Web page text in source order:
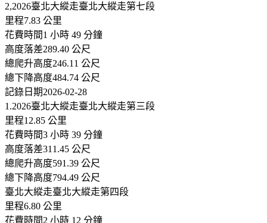
2,2026臺北大縱走臺北大縱走第七段
里程7.83 公里
花費時間1 小時 49 分鐘
高度落差289.40 公尺
總爬升高度246.11 公尺
總下降高度484.74 公尺
記錄日期2026-02-28
1.2026臺北大縱走臺北大縱走第三段
里程12.85 公里
花費時間3 小時 39 分鐘
高度落差311.45 公尺
總爬升高度591.39 公尺
總下降高度794.49 公尺
臺北大縱走臺北大縱走第四段
里程6.80 公里
花費時間2 小時 12 分鐘